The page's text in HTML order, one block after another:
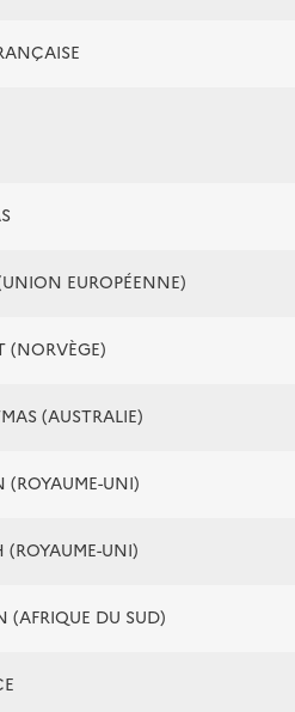
EUROPÉENNE)
(NORVÈGE)
(AUSTRALIE)
(ROYAUME-UNI)
(ROYAUME-UNI)
(AFRIQUE DU SUD)